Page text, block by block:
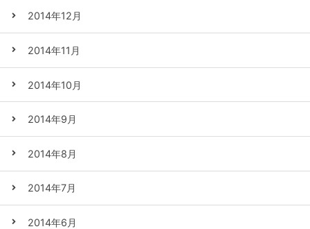
2014年12月
2014年11月
2014年10月
2014年9月
2014年8月
2014年7月
2014年6月